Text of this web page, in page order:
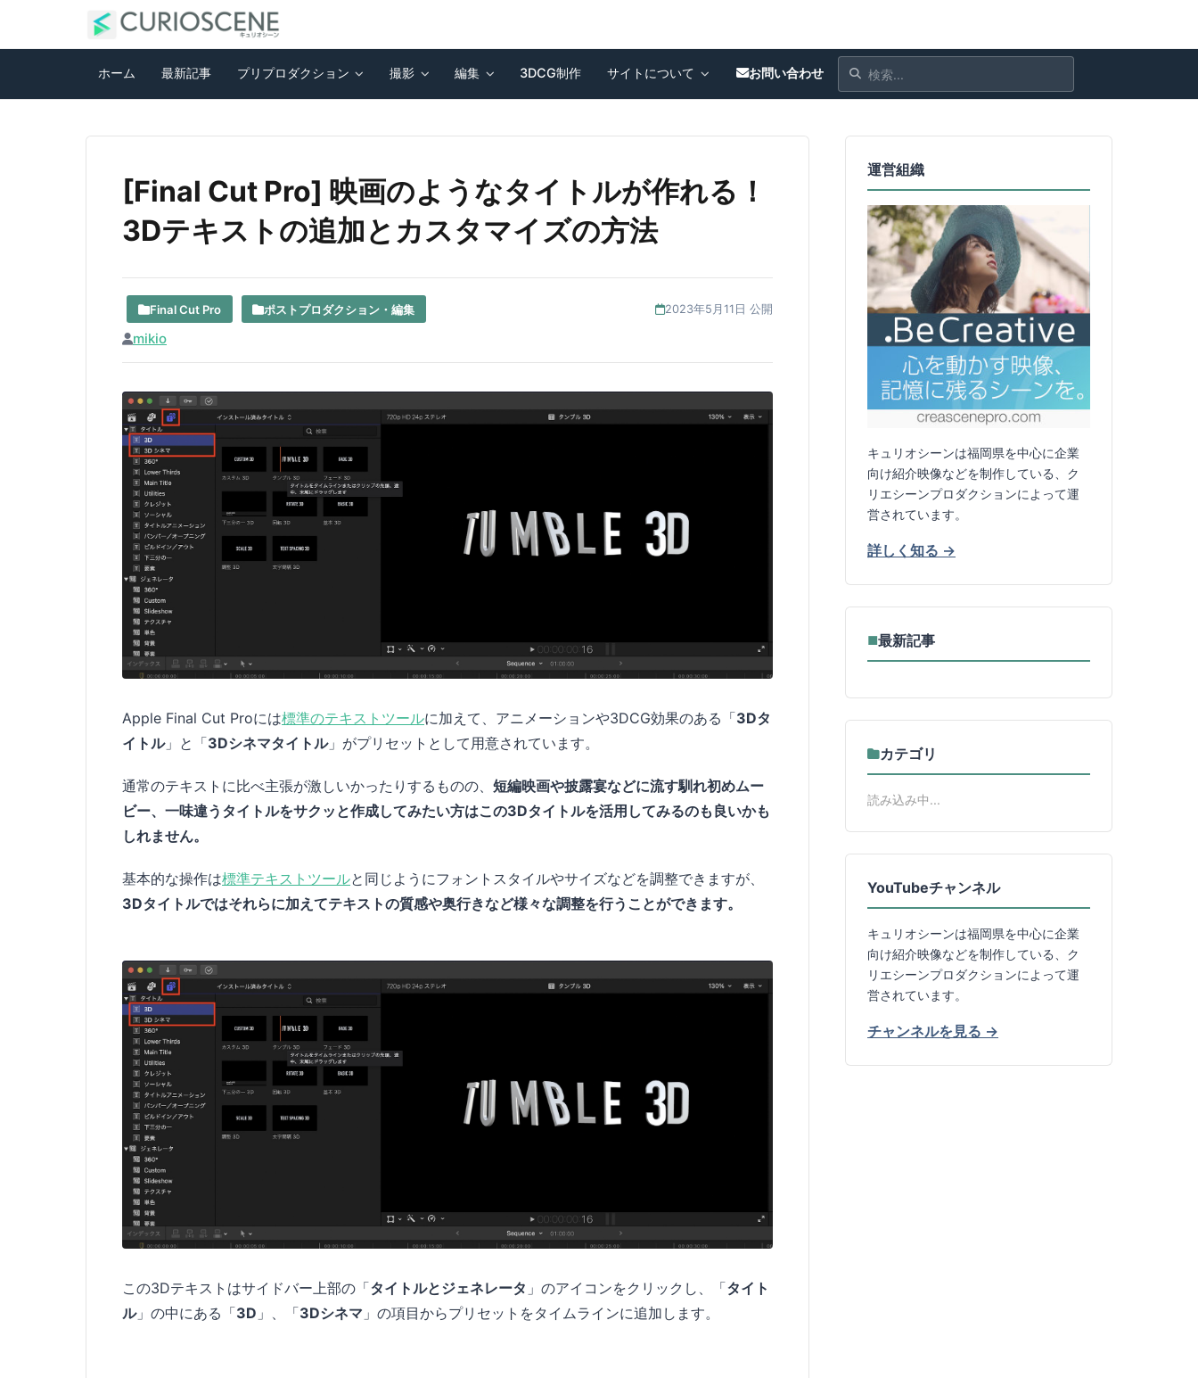
ホーム 最新記事 プリプロダクション 撮影 編集 3DCG制作 サイトについて お問い合わせ
[Final Cut Pro] 映画のようなタイトルが作れる！
3Dテキストの追加とカスタマイズの方法
Final Cut Pro ポストプロダクション・編集 2023年5月11日 公開
mikio
Apple Final Cut Proには標準のテキストツールに加えて、アニメーションや3DCG効果のある「3Dタ
イトル」と「3Dシネマタイトル」がプリセットとして用意されています。
通常のテキストに比べ主張が激しいかったりするものの、 短編映画や披露宴などに流す馴れ初めムー
ビー、一味違うタイトルをサクッと作成してみたい方はこの3Dタイトルを活用してみるのも良いかも
しれません。
基本的な操作は標準テキストツールと同じようにフォントスタイルやサイズなどを調整できますが、
3Dタイトルではそれらに加えてテキストの質感や奥行きなど様々な調整を行うことができます。
この3Dテキストはサイドバー上部の「タイトルとジェネレータ 」のアイコンをクリックし、「タイト
ル」の中にある「3D 」、「3Dシネマ 」の項目からプリセットをタイムラインに追加します。
運営組織
キュリオシーンは福岡県を中心に企業
向け紹介映像などを制作している、ク
リエシーンプロダクションによって運
営されています。
詳しく知る →
■最新記事
カテゴリ
読み込み中...
YouTubeチャンネル
キュリオシーンは福岡県を中心に企業
向け紹介映像などを制作している、ク
リエシーンプロダクションによって運
営されています。
チャンネルを見る →